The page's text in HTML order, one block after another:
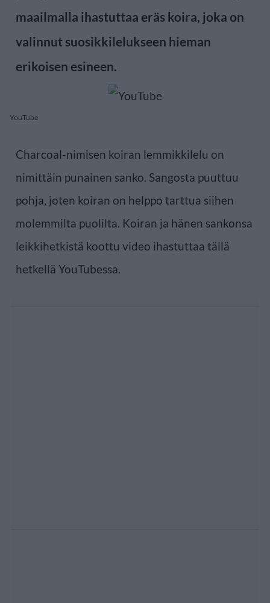
maailmalla ihastuttaa eräs koira, joka on
valinnut suosikkilelukseen hieman
erikoisen esineen.
YouTube
Charcoal-nimisen koiran lemmikkilelu on
nimittäin punainen sanko. Sangosta puuttuu
pohja, joten koiran on helppo tarttua siihen
molemmilta puolilta. Koiran ja hänen sankonsa
leikkihetkistä koottu video ihastuttaa tällä
hetkellä YouTubessa.